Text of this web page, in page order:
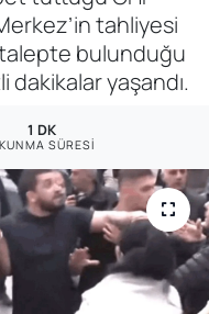
tahliyesi
talepte bulunduğu
dakikalar yaşandı.
1 DK
SÜRESI